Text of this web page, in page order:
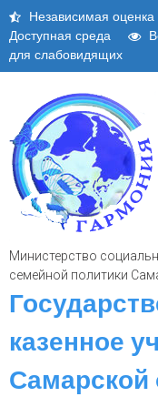
Skip
content
Независимая оценка
Доступная среда
для слабовидящих
Министерство
семейной политики
казенное
Самарской